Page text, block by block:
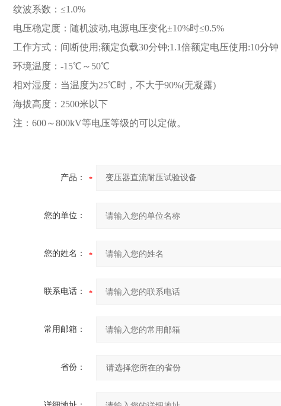
纹波系数：≤1.0%
电压稳定度：随机波动,电源电压变化±10%时≤0.5%
工作方式：间断使用;额定负载30分钟;1.1倍额定电压使用:10分钟
环境温度：-15℃～50℃
相对湿度：当温度为25℃时，不大于90%(无凝露)
海拔高度：2500米以下
注：600～800kV等电压等级的可以定做。
产品：
您的单位：
您的姓名：
联系电话：
常用邮箱：
省份：